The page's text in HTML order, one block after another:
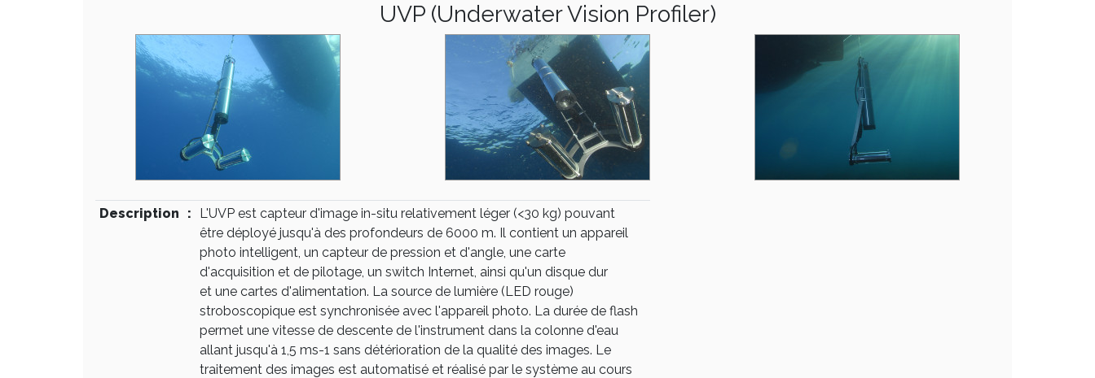
UVP (Underwater Vision Profiler)
Description :
L'UVP est capteur d'image in-situ relativement léger (<30 kg) pouvant
être déployé jusqu'à des profondeurs de 6000 m. Il contient un appareil
photo intelligent, un capteur de pression et d'angle, une carte
d'acquisition et de pilotage, un switch Internet, ainsi qu'un disque dur
et une cartes d'alimentation. La source de lumière (LED rouge)
stroboscopique est synchronisée avec l'appareil photo. La durée de flash
permet une vitesse de descente de l'instrument dans la colonne d'eau
allant jusqu'à 1,5 ms-1 sans détérioration de la qualité des images. Le
traitement des images est automatisé et réalisé par le système au cours